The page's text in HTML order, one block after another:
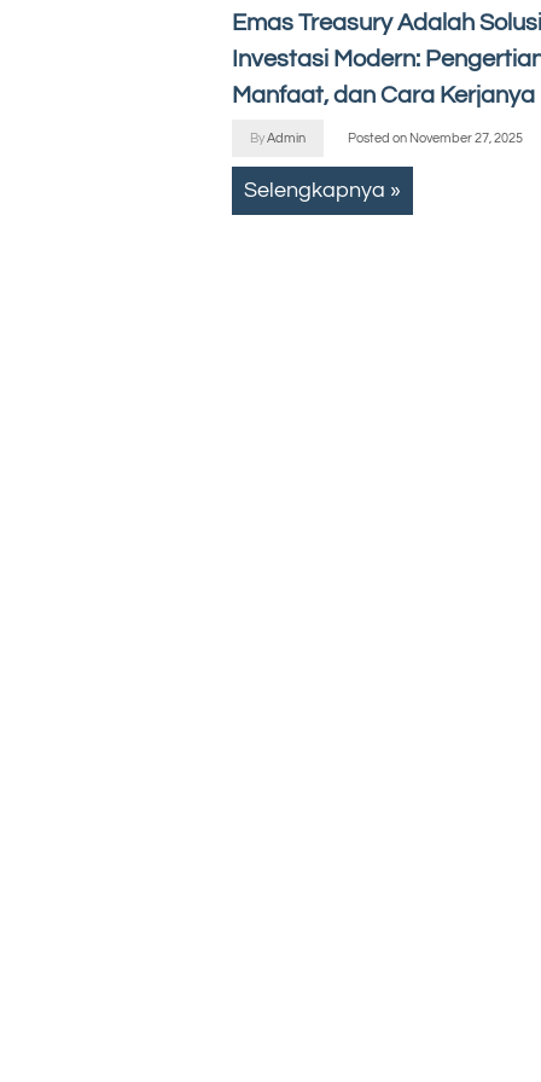
Emas Treasury Adalah Solusi
Investasi Modern:
Manfaat, dan Cara Kerjanya
ByAdmin Posted on November 27, 2025
Selengkapnya »